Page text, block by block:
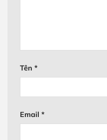
Tên *
Email *